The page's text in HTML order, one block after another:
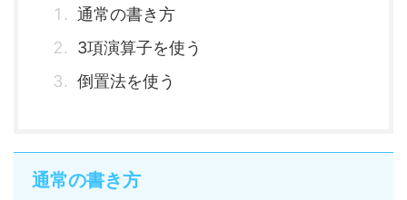
通常の書き方
3項演算子を使う
倒置法を使う
通常の書き方